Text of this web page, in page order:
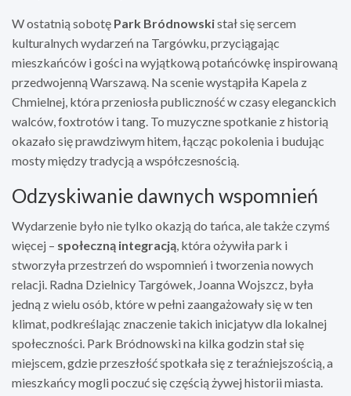
W ostatnią sobotę Park Bródnowskistał się sercem
kulturalnych wydarzeń na Targówku, przyciągając
mieszkańców i gości na wyjątkową potańcówkę inspirowaną
przedwojenną Warszawą. Na scenie wystąpiła Kapela z
Chmielnej, która przeniosła publiczność w czasy eleganckich
walców, foxtrotów i tang. To muzyczne spotkanie z historią
okazało się prawdziwym hitem, łącząc pokolenia i budując
mosty między tradycją a współczesnością.
Odzyskiwanie dawnych wspomnień
Wydarzenie było nie tylko okazją do tańca, ale także czymś
więcej – społeczną integracją, która ożywiła park i
stworzyła przestrzeń do wspomnień i tworzenia nowych
relacji. Radna Dzielnicy Targówek, Joanna Wojszcz, była
jedną z wielu osób, które w pełni zaangażowały się w ten
klimat, podkreślając znaczenie takich inicjatyw dla lokalnej
społeczności. Park Bródnowski na kilka godzin stał się
miejscem, gdzie przeszłość spotkała się z teraźniejszością, a
mieszkańcy mogli poczuć się częścią żywej historii miasta.